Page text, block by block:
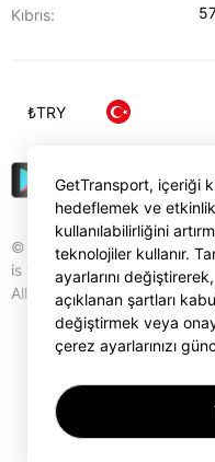
Kıbrıs:
© Gettransport
is trademark of
All rights reserved.
₺TRY
GetTransport, içeriği
hedeflemek ve
kullanılabilirliğini
teknolojiler kullanır.
ayarlarını değiştirerek,
açıklanan şartları
değiştirmek veya
çerez ayarlarınızı